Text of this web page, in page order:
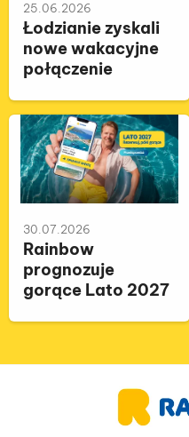
25.06.2026
Łodzianie zyskali
nowe wakacyjne
połączenie
30.07.2026
Rainbow
prognozuje
gorące Lato 2027